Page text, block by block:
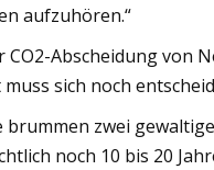
aufzuhören.“
Abscheidung von
sich noch
zwei
noch 10 bis 20